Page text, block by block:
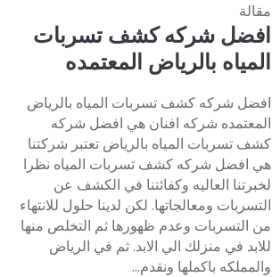
مقالة
افضل شركه كشف تسربات
المياه بالرياض المعتمده
افضل شركه كشف تسربات المياه بالرياض
المعتمده شركه افنان هي افضل شركه
كشف تسربات المياه بالرياض تعتبر شركتنا
هي افضل شركه كشف تسربات المياه نظرا
لخبرتنا العاليه وكفائتنا في الكشف عن
التسربات ومعالجاتها. لكن لدينا حلول للانتهاء
من التسربات وعدم ظهورها ثم التخلص منها
للابد في منزلك الي الابد. ثم في الرياض
والمملكه باكملها ونقدم...